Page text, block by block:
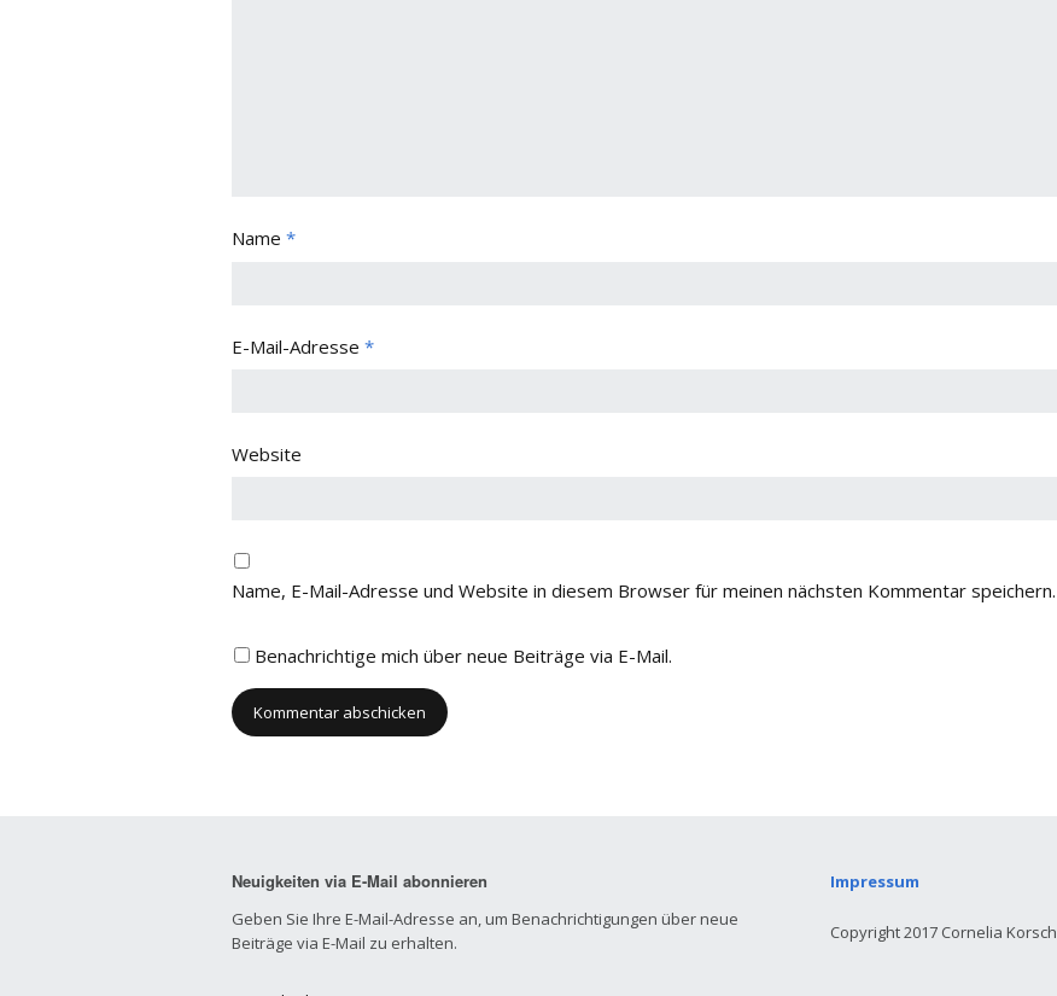
Name *
E-Mail-Adresse *
Website
Name, E-Mail-Adresse und Website in diesem Browser für meinen nächsten Kommentar speichern.
Benachrichtige mich über neue Beiträge via E-Mail.
Neuigkeiten via E-Mail abonnieren
Geben Sie Ihre E-Mail-Adresse an, um Benachrichtigungen über neue
Beiträge via E-Mail zu erhalten.
Impressum
Copyright 2017 Cornelia Korsch